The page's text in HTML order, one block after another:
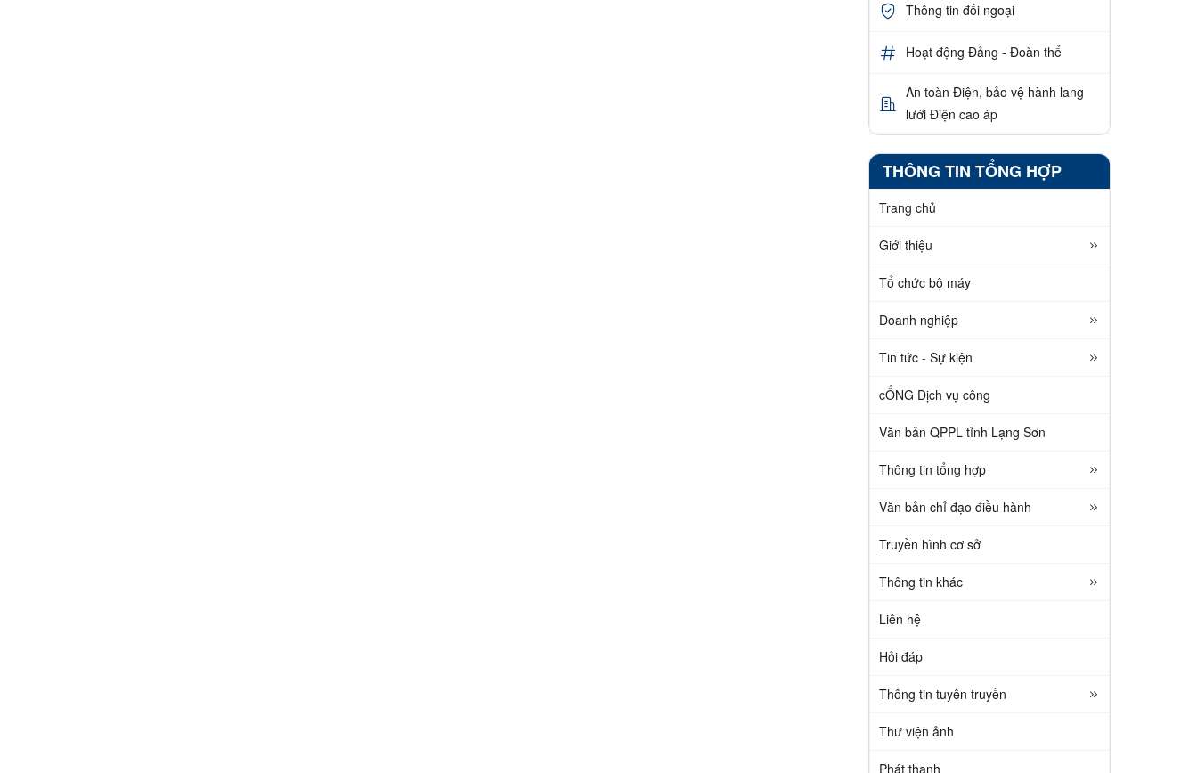
Thông tin đối ngoại
Hoạt động Đảng - Đoàn thể
An toàn Điện, bảo vệ hành lang
lưới Điện cao áp
THÔNG TIN TỔNG HỢP
Trang chủ
Giới thiệu
Tổ chức bộ máy
Doanh nghiệp
Tin tức - Sự kiện
cỔNG Dịch vụ công
Văn bản QPPL tỉnh Lạng Sơn
Thông tin tổng hợp
Văn bản chỉ đạo điều hành
Truyền hình cơ sở
Thông tin khác
Liên hệ
Hỏi đáp
Thông tin tuyên truyền
Thư viện ảnh
Phát thanh